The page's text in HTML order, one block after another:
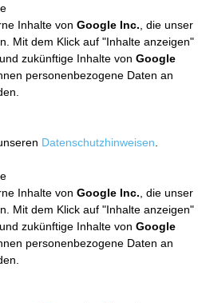
Inhalte von Google Inc. , die unser
Mit dem Klick auf "Inhalte anzeigen"
zukünftige Inhalte von Google
personenbezogene Daten an
Datenschutzhinweisen
Inhalte von Google Inc. , die unser
Mit dem Klick auf "Inhalte anzeigen"
zukünftige Inhalte von Google
personenbezogene Daten an